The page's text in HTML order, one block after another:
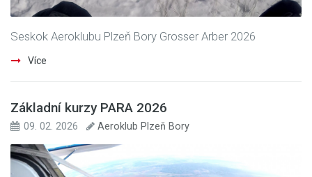
Seskok Aeroklubu Plzeň Bory Grosser Arber 2026
Více
Základní kurzy PARA 2026
09. 02. 2026 Aeroklub Plzeň Bory